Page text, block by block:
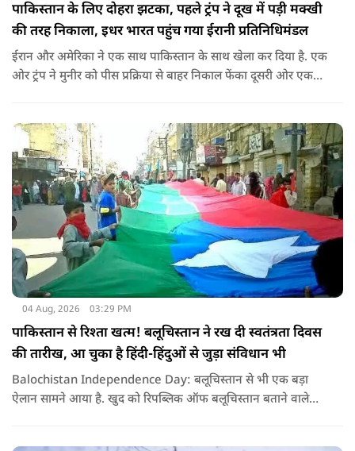
पाकिस्तान के लिए दोहरा झटका, पहले ट्रंप ने दूख में पड़ी मक्खी
की तरह निकाला, इधर भारत पहुंच गया ईरानी प्रतिनिधिमंडल
ईरान और अमेरिका ने एक साथ पाकिस्तान के साथ खेला कर दिया है. एक
ओर ट्रंप ने मुनीर को पीस प्रक्रिया से बाहर निकाल फेंका दूसरी ओर एक
04 Aug, 2026 03:29 PM
पाकिस्तान से रिश्ता खत्म! बलूचिस्तान ने रख दी स्वतंत्रता दिवस
की तारीख, आ चुका है हिंदी-हिंदुओं से जुड़ा संविधान भी
Balochistan Independence Day: बलूचिस्तान से भी एक बड़ा
ऐलान सामने आया है. खुद को रिपब्लिक ऑफ बलूचिस्तान बताने वाले